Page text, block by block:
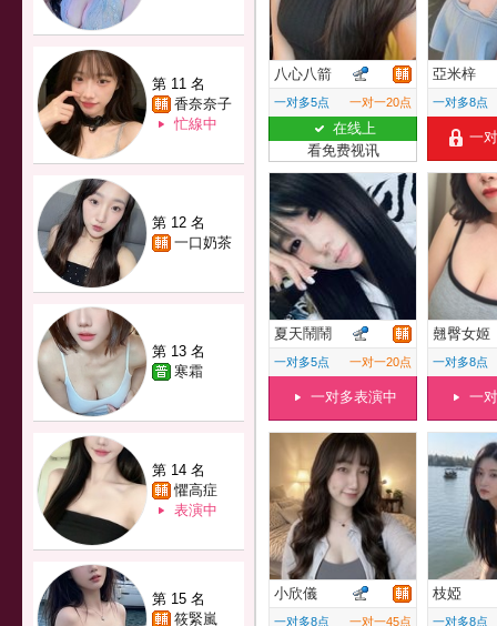
第 11 名
香奈奈子
忙線中
第 12 名
一口奶茶
第 13 名
寒霜
第 14 名
懼高症
表演中
第 15 名
筱緊嵐
八心八箭
一对多5点 一对一20点
在线上
看免费视讯
亞米梓
一对多8点
一
夏天鬧鬧
一对多5点 一对一20点
一对多表演中
翹臀女姬
一对多8点
一
小欣儀
一对多8点 一对一45点
枝婭
一对多8点